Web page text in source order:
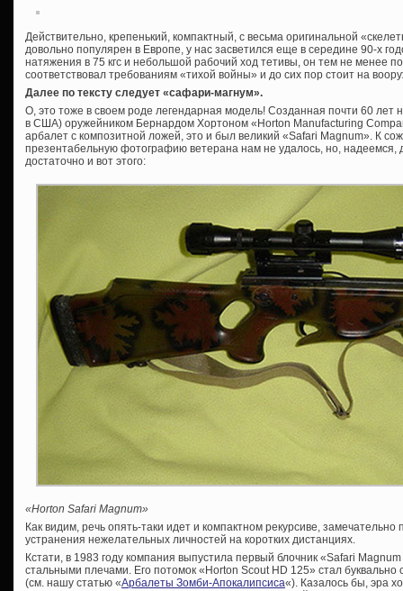
Действительно, крепенький, компактный, с весьма оригинальной
довольно популярен в Европе, у нас засветился еще в середине 90-х
натяжения в 75 кгс и небольшой рабочий ход тетивы, он тем не менее
соответствовал требованиям «тихой войны» и до сих пор стоит на
Далее по тексту следует «сафари-магнум».
О, это тоже в своем роде легендарная модель! Созданная почти 60
в США) оружейником Бернардом Хортоном «Horton Manufacturing
арбалет с композитной ложей, это и был великий «Safari Magnum». К
презентабельную фотографию ветерана нам не удалось, но, надеемся,
достаточно и вот этого:
«Horton Safari Magnum»
Как видим, речь опять-таки идет и компактном рекурсиве,
устранения нежелательных личностей на коротких дистанциях.
Кстати, в 1983 году компания выпустила первый блочник «Safari
стальными плечами. Его потомок «Horton Scout HD 125» стал
(см. нашу статью «Арбалеты Зомби-Апокалипсиса«). Казалось бы, эра